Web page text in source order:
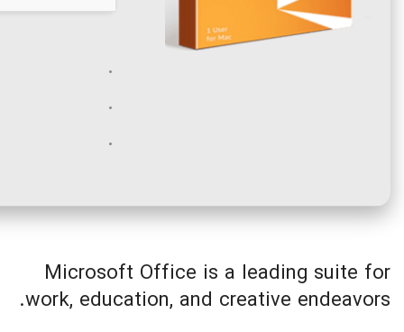
Microsoft Office is a leading suite for
work, education, and creative endeavors.